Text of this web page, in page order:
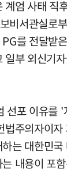
계엄 사태 직
비서관실로
를 전달받
일부 외신기
선포 이유를
법주의자이
는 대한민
내용이 포